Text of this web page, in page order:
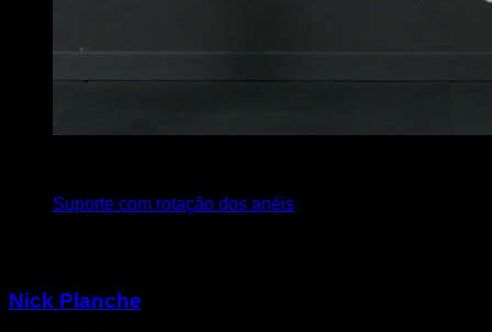
Suporte com rotação dos anéis
Nick Planche